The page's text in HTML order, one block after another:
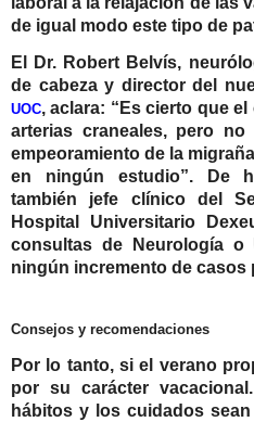
de igual modo este tipo de
El Dr. Robert Belvís,
de cabeza y director del
UOC, aclara: “Es cierto que
arterias craneales, pero
empeoramiento de la
en ningún estudio”. De
también jefe clínico del
Hospital Universitario
consultas de Neurología o
ningún incremento de casos
Consejos y recomendaciones
Por lo tanto, si el verano
por su carácter
hábitos y los cuidados